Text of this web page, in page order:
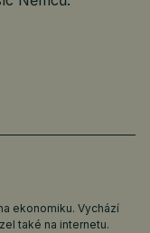
ekonomiku. Vychází
také na internetu.